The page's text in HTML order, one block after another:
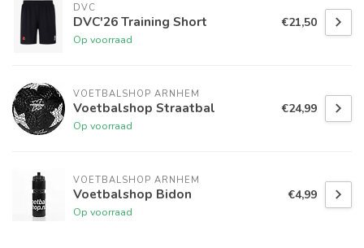
DVC
DVC'26 Training Short
Op voorraad
€21,50
VOETBALSHOP ARNHEM
Voetbalshop Straatbal
Op voorraad
€24,99
VOETBALSHOP ARNHEM
Voetbalshop Bidon
Op voorraad
€4,99